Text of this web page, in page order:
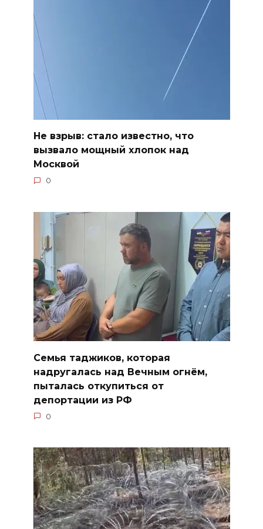
Не взрыв: стало известно, что
вызвало мощный хлопок над
Москвой
0
Семья таджиков, которая
надругалась над Вечным огнём,
пыталась откупиться от
депортации из РФ
0